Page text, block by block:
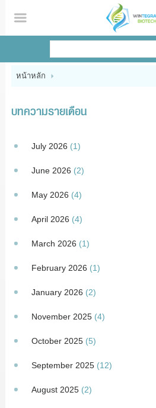
ไทย |
หน้าหลัก
สินค้า
หน้าหลัก
บทความรายเดือน
July 2026 (1)
June 2026 (2)
May 2026 (4)
April 2026 (4)
March 2026 (1)
February 2026 (1)
January 2026 (2)
November 2025 (4)
October 2025 (5)
September 2025 (12)
August 2025 (2)